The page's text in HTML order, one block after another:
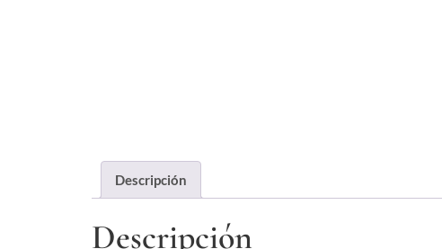
Descripción
Descripción